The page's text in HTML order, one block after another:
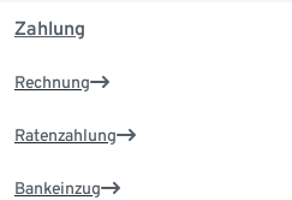
Zahlung
Rechnung
Ratenzahlung
Bankeinzug